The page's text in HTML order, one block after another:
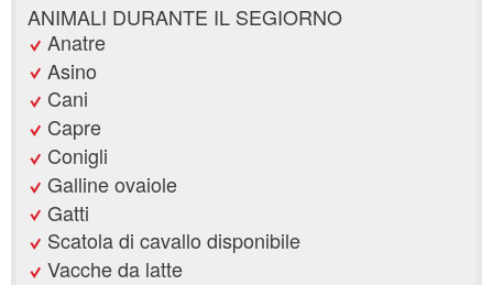
ANIMALI DURANTE IL SEGIORNO
Anatre
Asino
Cani
Capre
Conigli
Galline ovaiole
Gatti
Scatola di cavallo disponibile
Vacche da latte